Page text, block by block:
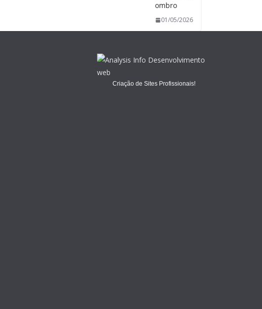
ombro
01/05/2026
Criação de Sites Profissionais!